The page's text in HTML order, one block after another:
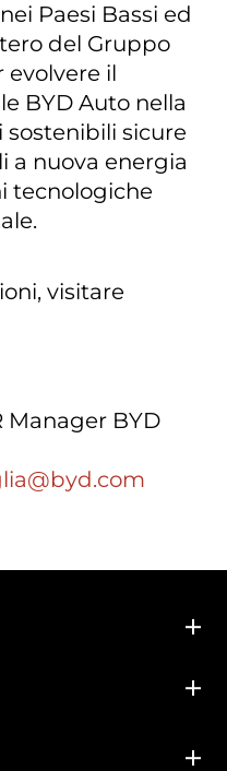
Paesi Bassi ed
del Gruppo
evolvere il
BYD Auto nella
sostenibili sicure
a nuova energia
tecnologiche
visitare
Manager BYD